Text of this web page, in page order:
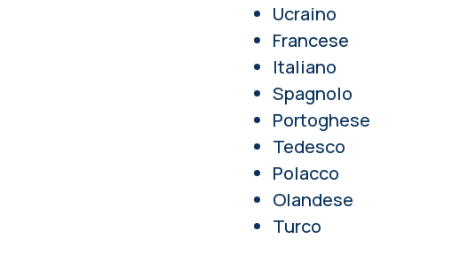
Ucraino
Francese
Italiano
Spagnolo
Portoghese
Tedesco
Polacco
Olandese
Turco